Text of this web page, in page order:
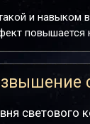
и навыком
повышается
светового